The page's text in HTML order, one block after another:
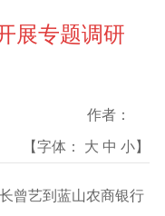
展专题调研
作者：
【字体： 大 中 小】
曾艺到蓝山农商银行